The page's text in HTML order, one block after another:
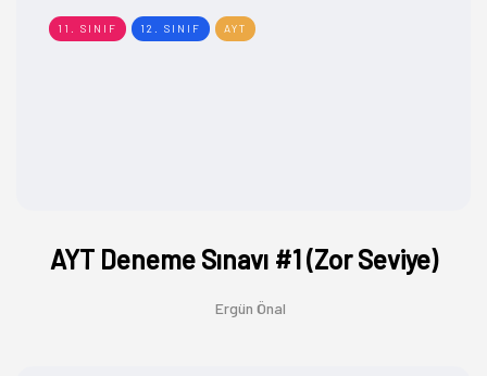
11. SINIF 12. SINIF AYT
AYT Deneme Sınavı #1 (Zor Seviye)
Ergün Önal